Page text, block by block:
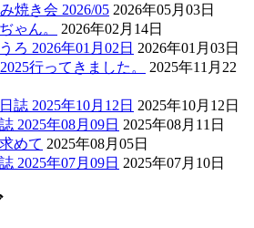
焼き会 2026/05 2026年05月03日
ゃん。
2026年02月14日
ろ 2026年01月02日 2026年01月03日
行ってきました。
2025年11月22
誌 2025年10月12日 2025年10月12日
2025年08月09日 2025年08月11日
めて 2025年08月05日
2025年07月09日 2025年07月10日